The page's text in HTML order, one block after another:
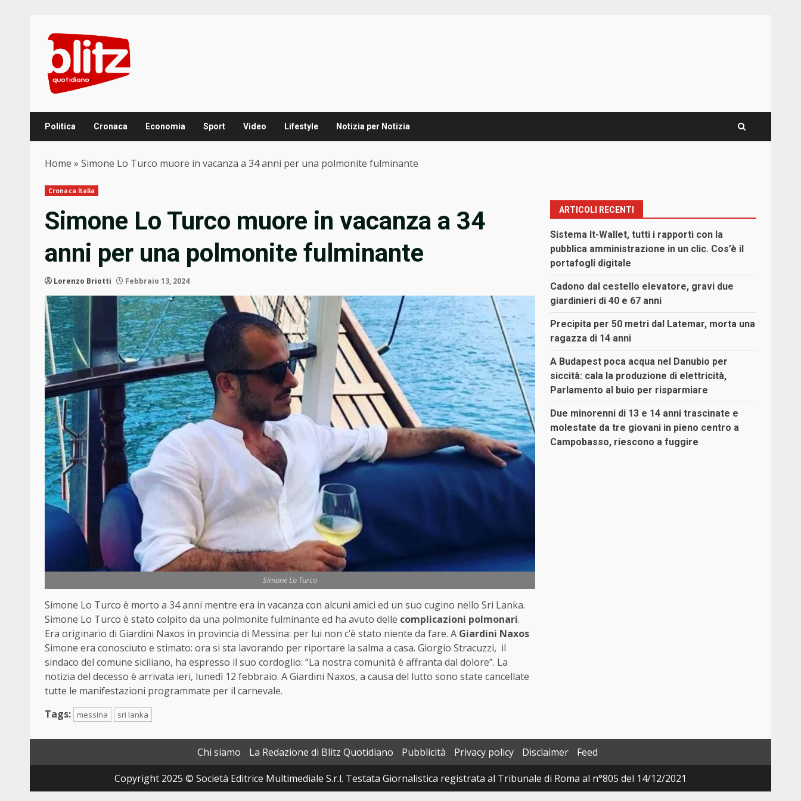
content
Politica Cronaca Economia Sport Video Lifestyle Notizia per Notizia
Home » Simone Lo Turco muore in vacanza a 34 anni per una polmonite fulminante
Cronaca Italia
Simone Lo Turco muore in vacanza a 34
anni per una polmonite fulminante
Lorenzo Briotti Febbraio 13, 2024
Simone Lo Turco
Simone Lo Turco è morto a 34 anni mentre era in vacanza con alcuni amici ed un suo cugino nello Sri Lanka.
Simone Lo Turco è stato colpito da una polmonite fulminante ed ha avuto delle complicazioni polmonari.
Era originario di Giardini Naxos in provincia di Messina: per lui non c’è stato niente da fare. A Giardini Naxos
Simone era conosciuto e stimato: ora si sta lavorando per riportare la salma a casa. Giorgio Stracuzzi, il
sindaco del comune siciliano, ha espresso il suo cordoglio: “La nostra comunità è affranta dal dolore”. La
notizia del decesso è arrivata ieri, lunedì 12 febbraio. A Giardini Naxos, a causa del lutto sono state cancellate
tutte le manifestazioni programmate per il carnevale.
Tags:
messina sri lanka
ARTICOLI RECENTI
Sistema It-Wallet, tutti i rapporti con la
pubblica amministrazione in un clic. Cos’è il
portafogli digitale
Cadono dal cestello elevatore, gravi due
giardinieri di 40 e 67 anni
Precipita per 50 metri dal Latemar, morta una
ragazza di 14 anni
A Budapest poca acqua nel Danubio per
siccità: cala la produzione di elettricità,
Parlamento al buio per risparmiare
Due minorenni di 13 e 14 anni trascinate e
molestate da tre giovani in pieno centro a
Campobasso, riescono a fuggire
Chi siamo La Redazione di Blitz Quotidiano Pubblicità Privacy policy Disclaimer
Feed
Copyright 2025 © Società Editrice Multimediale S.r.l. Testata Giornalistica registrata al Tribunale di Roma al n°805 del 14/12/2021